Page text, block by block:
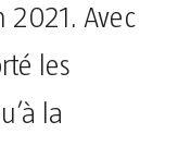
2021. Avec
les
la